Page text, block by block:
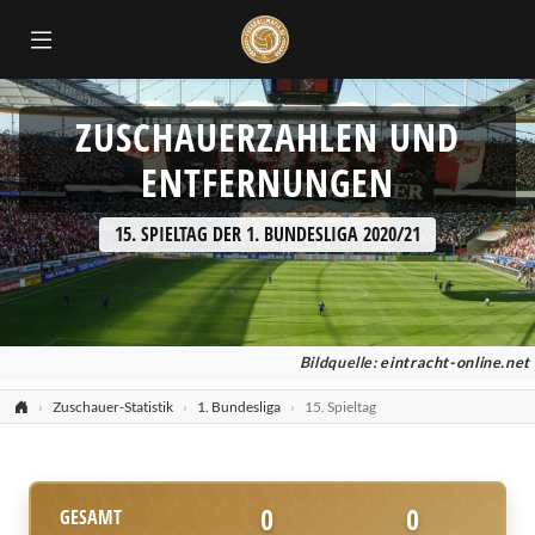
ZUSCHAUERZAHLEN UND
ENTFERNUNGEN
15. SPIELTAG DER 1. BUNDESLIGA 2020/21
Bildquelle: eintracht-online.net
Zuschauer-Statistik 1. Bundesliga 15. Spieltag
GESAMT 0 0